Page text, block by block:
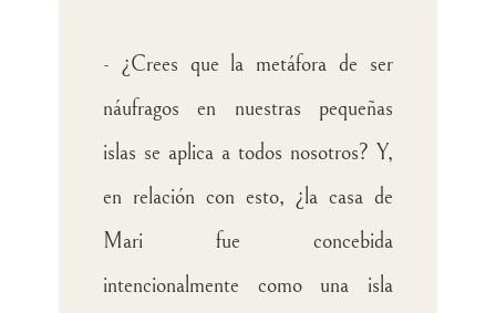
- ¿Crees que la metáfora de ser
náufragos en nuestras pequeñas
islas se aplica a todos nosotros? Y,
en relación con esto, ¿la casa de
Mari fue concebida
intencionalmente como una isla